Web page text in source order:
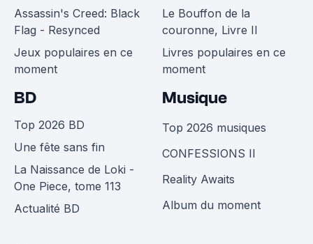
Assassin's Creed: Black
Flag - Resynced
Jeux populaires en ce
moment
Le Bouffon de la
couronne, Livre II
Livres populaires en ce
moment
BD
Top 2026 BD
Une fête sans fin
La Naissance de Loki -
One Piece, tome 113
Actualité BD
Musique
Top 2026 musiques
CONFESSIONS II
Reality Awaits
Album du moment